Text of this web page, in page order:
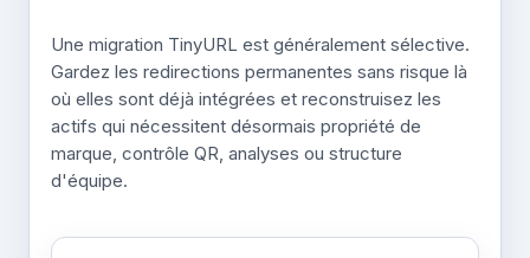
Une migration TinyURL est généralement sélective.
Gardez les redirections permanentes sans risque là
où elles sont déjà intégrées et reconstruisez les
actifs qui nécessitent désormais propriété de
marque, contrôle QR, analyses ou structure
d'équipe.